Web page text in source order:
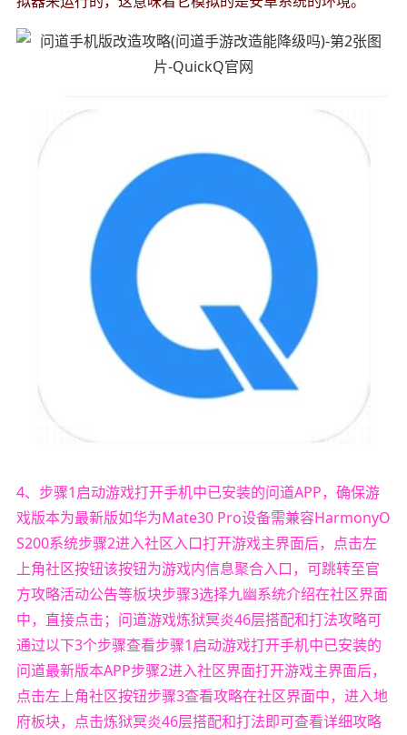
4、步骤1启动游戏打开手机中已安装的问道APP，确保游
戏版本为最新版如华为Mate30 Pro设备需兼容HarmonyO
S200系统步骤2进入社区入口打开游戏主界面后，点击左
上角社区按钮该按钮为游戏内信息聚合入口，可跳转至官
方攻略活动公告等板块步骤3选择九幽系统介绍在社区界面
中，直接点击；问道游戏炼狱冥炎46层搭配和打法攻略可
通过以下3个步骤查看步骤1启动游戏打开手机中已安装的
问道最新版本APP步骤2进入社区界面打开游戏主界面后，
点击左上角社区按钮步骤3查看攻略在社区界面中，进入地
府板块，点击炼狱冥炎46层搭配和打法即可查看详细攻略